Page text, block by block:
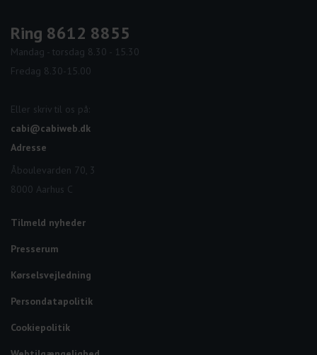
Ring 8612 8855
Mandag - torsdag 8.30 - 15.30
Fredag 8.30-15.00
Eller skriv til os på:
cabi@cabiweb.dk
Adresse
Åboulevarden 70, 3
8000 Aarhus C
Tilmeld nyheder
Presserum
Kørselsvejledning
Persondatapolitik
Cookiepolitik